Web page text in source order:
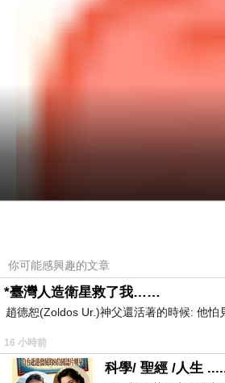
你可能感興趣的文章
*臺灣人造衛星救了我……
趙德恕(Zoldos Ur.)神父還活著的時候: 他
16 小時前
科學/ 聖經 /人生